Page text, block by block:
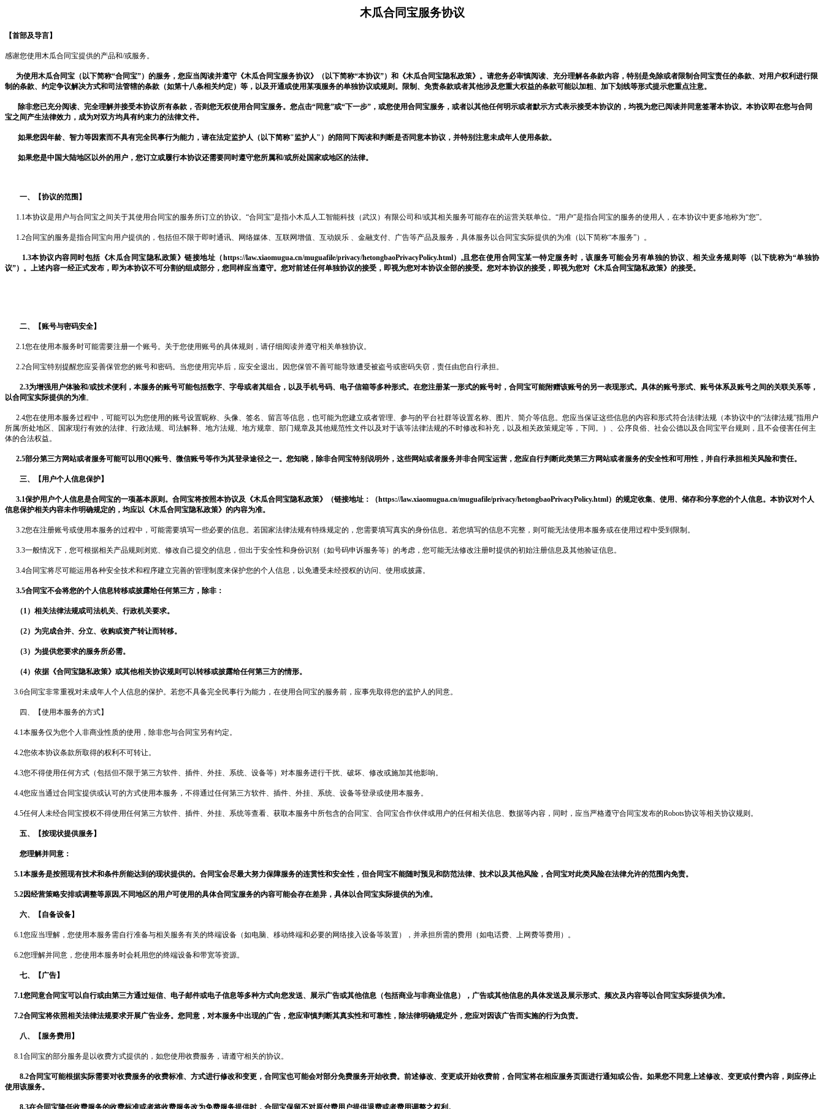
木瓜合同宝服务协议
【首部及导言】
感谢您使用木瓜合同宝提供的产品和/或服务。
为使用木瓜合同宝（以下简称“合同宝”） 的服务，您应当阅读并遵守《木瓜合同宝服务协议》（以下简称“本协议”）和《木瓜合同宝隐私政策》。请您务必审慎阅读、充分理解各条款内容，特别是免除或者限制合同宝责任的条款、对用户权利进行限
制的条款、约定争议解决方式和司法管辖的条款（如第十八条相关约定）等，以及开通或使用某项服务的单独协议或规则。限制、免责条款或者其他涉及您重大权益的条款可能以加粗、加下划线等形式提示您重点注意。
除非您已充分阅读、完全理解并接受本协议所有条款，否则您无权使用合同宝服务。您点击“同意”或“下一步”，或您使用合同宝服务，或者以其他任何明示或者默示方式表示接受本协议的，均视为您已阅读并同意签署本协议。本协议即在您与合同
宝之间产生法律效力，成为对双方均具有约束力的法律文件。
如果您因年龄、智力等因素而不具有完全民事行为能力，请在法定监护人（以下简称"监护人"）的陪同下阅读和判断是否同意本协议，并特别注意未成年人使用条款。
如果您是中国大陆地区以外的用户，您订立或履行本协议还需要同时遵守您所属和/或所处国家或地区的法律。
一、【协议的范围】
1.1本协议是用户与合同宝之间关于其使用合同宝的服务所订立的协议。 “合同宝”是指小木瓜 人工智能科技（武汉）有限公司和/或其相关服务可能存在的运营关联单位。“用户”是指合同宝的服务的使用人，在本协议中更多地称为“您”。
1.2合同宝的服务是指合同宝向用户提供的，包括但不限于即时通讯、网络媒体、互联网增值、互动娱乐 、金融支付、广告等产品及服务，具体服务以合同宝实际提供的为准（以下简称“本服务”）。
1.3本协议内容同时包括《木瓜合同宝 隐私政策》 链接地址 （https://law.xiaomugua.cn/muguafile/privacy/hetongbaoPrivacyPolicy.html）,且您在使用 合同宝某一特定服务时，该服务可能会另有单独的协议、相关业务规则等（以下统称为“单独协
议”）。上述内容一经正式发布，即为本协议不可分割的组成部分，您同样应当遵守。您对前述任何单独协议的接受，即视为您对本协议全部的接受。您对本协议的接受，即视为您对《木瓜合同宝隐私政策》的接受。
二、【账号与密码安全】
2.1您在使用本服务时可能需要注册一个账号。关于您使用账号的具体规则，请仔细阅读并遵守相关单独协议。
2.2合同宝特别提醒您应妥善保管您的账号和密码。当您使用完毕后，应安全退出。因您保管不善可能导致遭受被盗号或密码失窃，责任由您自行承担。
2.3为增强用户体验和/或技术便利，本服务的账号可能包括数字、字母或者其组合，以及手机号码、电子信箱等多种形式。在您注册某一形式的账号时， 合同宝可能附赠该账号的另一表现形式。具体的账号形式、账号体系及账号之间的关联关系等，
以合同宝实际提供的为准。
2.4您在使用本服务过程中，可能可以为您使用的账号设置昵称、头像、签名、留言等信息，也可能为您建立或者管理、参与的平台社群等设置名称、图片、简介等信息。您应当保证这些信息的内容和形式符合法律法规（本协议中的“法律法规”指用户
所属/所处地区、国家现行有效的法律、行政法规、司法解释、地方法规、地方规章、部门规章及其他规范性文件以及对于该等法律法规的不时修改和补充，以及相关政策规定等，下同。）、公序良俗、社会公德以及合同宝平台规则，且不会侵害任何主
体的合法权益。
2.5部分第三方网站或者服务可能可以用QQ账号、微信账号等作为其登录途径之一。您知晓，除非合同宝特别说明外，这些网站或者服务并非合同宝运营，您应自行判断此类第三方网站或者服务的安全性和可用性，并自行承担相关风险和责任。
三、【用户个人信息保护】
3.1保护用户个人信息是合同宝的一项基本原则。 合同宝将按照本协议及《木瓜合同宝隐私政策》（链接地址：（https://law.xiaomugua.cn/muguafile/privacy/hetongbaoPrivacyPolicy.html）的规定收集、使用、储存和分享您的个人信息。本协议对个人
信息保护相关内容未作明确规定的，均应以《木瓜合同宝隐私政策》的内容为准。
3.2您在注册账号或使用本服务的过程中，可能需要填写一些必要的信息。若国家法律法规有特殊规定的，您需要填写真实的身份信息。若您填写的信息不完整，则可能无法使用本服务或在使用过程中受到限制。
3.3一般情况下，您可根据相关产品规则浏览、修改自己提交的信息，但出于安全性和身份识别（如号码申诉服务等）的考虑，您可能无法修改注册时提供的初始注册信息及其他验证信息。
3.4合同宝将尽可能运用各种安全技术和程序建立完善的管理制度来保护您的个人信息，以免遭受未经授权的访问、使用或披露。
3.5合同宝不会将您的个人信息转移或披露给任何第三方，除非：
（1）相关法律法规或司法机关、行政机关要求。
（2）为完成合并、分立、收购或资产转让而转移。
（3）为提供您要求的服务所必需。
（4）依据《合同宝隐私政策》或其他相关协议规则可以转移或披露给任何第三方的情形。
3.6合同宝非常重视对未成年人个人信息的保护。若您不具备完全民事行为能力，在使用合同宝的服务前，应事先取得您的监护人的同意。
四、【使用本服务的方式】
4.1本服务仅为您个人非商业性质的使用，除非您与合同宝另有约定。
4.2您依本协议条款所取得的权利不可转让。
4.3您不得使用任何方式（包括但不限于第三方软件、插件、外挂、系统、设备等）对本服务进行干扰、破坏、修改或施加其他影响。
4.4您应当通过合同宝提供或认可的方式使用本服务，不得通过任何第三方软件、插件、外挂、系统、设备等登录或使用本服务。
4.5任何人未经合同宝授权不得使用任何第三方软件、插件、外挂、系统等查看、获取本服务中所包含的合同宝、 合同宝合作伙伴或用户的任何相关信息、数据等内容，同时，应当严格遵守合同宝发布的Robots协议等相关协议规则。
五、【按现状提供服务】
您理解并同意：
5.1本服务是按照现有技术和条件所能达到的现状提供的。 合同宝会尽最大努力保障服务的连贯性和安全性，但合同宝不能随时预见和防范法律、技术以及其他风险， 合同宝对此类风险在法律允许的范围内免责。
5.2因经营策略安排或调整等原因,不同地区的用户可使用的具体合同宝服务的内容可能会存在差异，具体以合同宝实际提供的为准。
六、【自备设备】
6.1您应当理解，您使用本服务需自行准备与相关服务有关的终端设备（如电脑、移动终端和必要的网络接入设备等装置），并承担所需的费用（如电话费、上网费等费用）。
6.2您理解并同意，您使用本服务时会耗用您的终端设备和带宽等资源。
七、【广告】
7.1您同意合同宝可以自行或由第三方通过短信、电子邮件或电子信息等多种方式向您发送、展示广告或其他信息（包括商业与非商业信息），广告或其他信息的具体发送及展示形式、频次及内容等以合同宝实际提供为准。
7.2合同宝将依照相关法律法规要求开展广告业务。您同意，对本服务中出现的广告，您应审慎判断其真实性和可靠性，除法律明确规定外，您应对因该广告而实施的行为负责。
八、【服务费用】
8.1合同宝的部分服务是以收费方式提供的，如您使用收费服务，请遵守相关的协议。
8.2合同宝可能根据实际需要对收费服务的收费标准、方式进行修改和变更， 合同宝也可能会对部分免费服务开始收费。前述修改、变更或开始收费前， 合同宝将在相应服务页面进行通知或公告。如果您不同意上述修改、变更或付费内容，则应停止
使用该服务。
8.3在合同宝降低收费服务的收费标准或者将收费服务改为免费服务提供时， 合同宝保留不对原付费用户提供退费或者费用调整之权利。